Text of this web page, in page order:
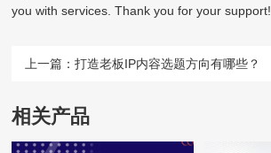
you with services. Thank you for your support!
上一篇：打造老板IP内容选题方向有哪些？
相关产品